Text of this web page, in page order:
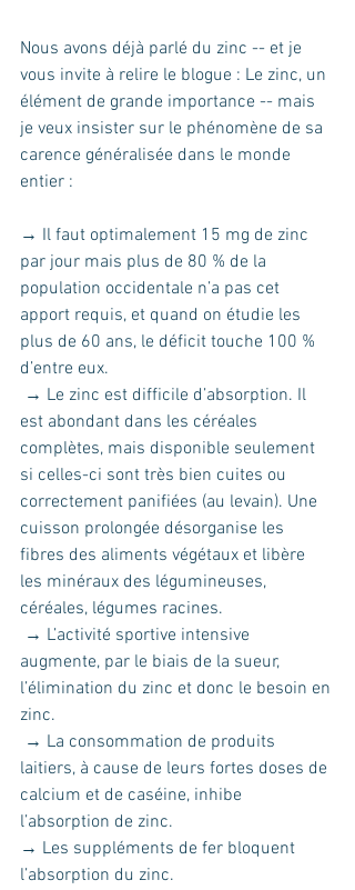
Nous avons déjà parlé du zinc -- et je
vous invite à relire le blogue : Le zinc, un
élément de grande importance -- mais
je veux insister sur le phénomène de sa
carence généralisée dans le monde
entier :
→ Il faut optimalement 15 mg de zinc
par jour mais plus de 80 % de la
population occidentale n’a pas cet
apport requis, et quand on étudie les
plus de 60 ans, le déficit touche 100 %
d’entre eux.
est abondant dans les céréales
complètes, mais disponible seulement
si celles-ci sont très bien cuites ou
correctement panifiées (au levain). Une
cuisson prolongée désorganise les
fibres des aliments végétaux et libère
les minéraux des légumineuses,
céréales, légumes racines.
augmente, par le biais de la sueur,
l’élimination du zinc et donc le besoin en
zinc.
laitiers, à cause de leurs fortes doses de
calcium et de caséine, inhibe
l’absorption de zinc.
→ Les suppléments de fer bloquent
l’absorption du zinc.